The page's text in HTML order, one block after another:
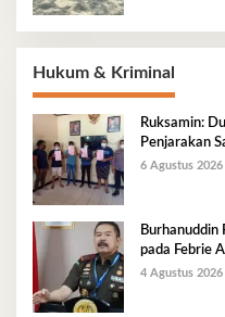
Hukum & Kriminal
Ruksamin:
Penjarakan
6 Agustus 2026
Burhanuddin
pada Febrie
4 Agustus 2026